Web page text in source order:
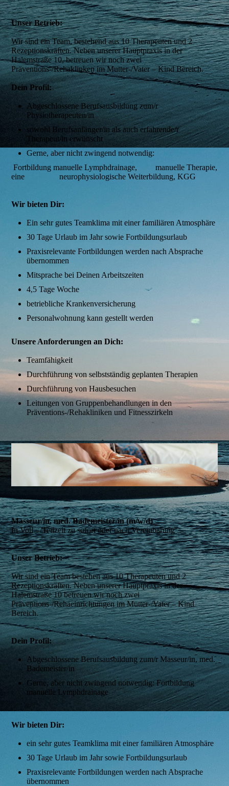
Unser Betrieb:
Wir sind ein Team, bestehend aus 10 Therapeuten und 2
Rezeptionskräften. Neben unserer Hauptpraxis in der
Halemstraße 10, betreuen wir noch zwei
Präventions-/Rehaklinken im Mutter-/Vater – Kind Bereich.
Dein Profil:
Abgeschlossene Berufsausbildung zum/r
Physiotherapeuten/in
sowohl Berufsanfänger/in als auch erfahrende/r
Therapeut/in erwünscht
Gerne, aber nicht zwingend notwendig:
Fortbildung manuelle Lymphdrainage, manuelle Therapie,
eine neurophysiologische Weiterbildung, KGG
Wir bieten Dir:
Ein sehr gutes Teamklima mit einer familiären Atmosphäre
30 Tage Urlaub im Jahr sowie Fortbildungsurlaub
Praxisrelevante Fortbildungen werden nach Absprache
übernommen
Mitsprache bei Deinen Arbeitszeiten
4,5 Tage Woche
betriebliche Krankenversicherung
Personalwohnung kann gestellt werden
Unsere Anforderungen an Dich:
Teamfähigkeit
Durchführung von selbstständig geplanten Therapien
Durchführung von Hausbesuchen
Leitungen von Gruppenbehandlungen in den
Präventions-/Rehakliniken und Fitnesszirkeln
Masseur/in, med. Bademeister/in (m/w/d)
In Voll - /Teilzeit zu sofort oder nach Vereinbarung
Unser Betrieb:
Wir sind ein Team bestehen aus 10 Therapeuten und 2
Rezeptionskräften. Neben unserer Hauptpraxis in der
Halemstraße 10 betreuen wir noch zwei
Präventions-/Rehaeinrichtungen im Mutter-/Vater – Kind
Bereich.
Dein Profil:
Abgeschlossene Berufsausbildung zum/r Masseur/in, med.
Bademeister/in
Gerne, aber nicht zwingend notwendig: Fortbildung
manuelle Lymphdrainage
Wir bieten Dir:
ein sehr gutes Teamklima mit einer familiären Atmosphäre
30 Tage Urlaub im Jahr sowie Fortbildungsurlaub
Praxisrelevante Fortbildungen werden nach Absprache
übernommen